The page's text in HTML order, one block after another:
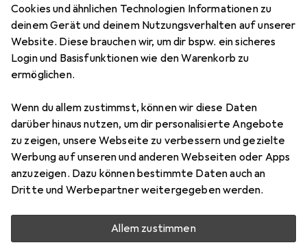
Cookies und ähnlichen Technologien Informationen zu
deinem Gerät und deinem Nutzungsverhalten auf unserer
Website. Diese brauchen wir, um dir bspw. ein sicheres
Login und Basisfunktionen wie den Warenkorb zu
ermöglichen.
Wenn du allem zustimmst, können wir diese Daten
darüber hinaus nutzen, um dir personalisierte Angebote
zu zeigen, unsere Webseite zu verbessern und gezielte
Werbung auf unseren und anderen Webseiten oder Apps
anzuzeigen. Dazu können bestimmte Daten auch an
Dritte und Werbepartner weitergegeben werden.
Allem zustimmen
27 Bilder
MENGENRABATT
Energizer Ultimate Lithium
4 Stk., AA, 3000 mAh
Preis in EUR inkl. MwSt.
EUR
11,14
Schneller lieferbar
Bewertungen